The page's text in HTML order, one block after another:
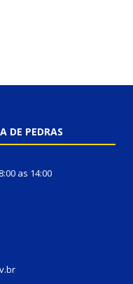
DE PEDRAS
as 14:00